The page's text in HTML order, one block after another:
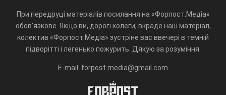
При передруці матеріалів посилання на «Форпост.Медіа»
обов'язкове. Якщо ви, дорогі колеги, вкраде наш матеріал,
колектив «Форпост.Медіа» зустріне вас ввечері в темній
підворітті і легенько пожурить. Дякую за розуміння.
E-mail: forpost.media@gmail.com